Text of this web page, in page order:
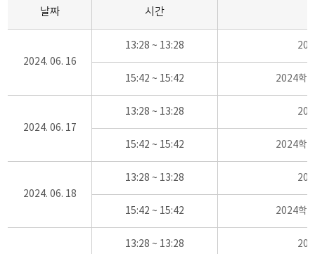
날짜 시간
2024. 06. 16
13:28 ~ 13:28
15:42 ~ 15:42 2024학
2024. 06. 17
13:28 ~ 13:28
15:42 ~ 15:42 2024학
2024. 06. 18
13:28 ~ 13:28
15:42 ~ 15:42 2024학
13:28 ~ 13:28